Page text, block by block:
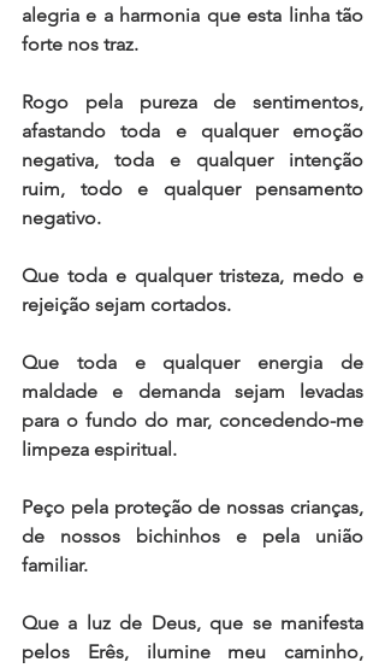
alegria e a harmonia que esta linha tão
forte nos traz.
Rogo pela pureza de sentimentos,
afastando toda e qualquer emoção
negativa, toda e qualquer intenção
ruim, todo e qualquer pensamento
negativo.
Que toda e qualquer tristeza, medo e
rejeição sejam cortados.
Que toda e qualquer energia de
maldade e demanda sejam levadas
para o fundo do mar, concedendo-me
limpeza espiritual.
Peço pela proteção de nossas crianças,
de nossos bichinhos e pela união
familiar.
Que a luz de Deus, que se manifesta
pelos Erês, ilumine meu caminho,